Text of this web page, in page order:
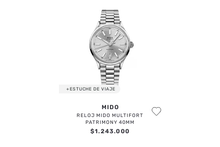
+ESTUCHE DE VIAJE
MIDO
RELOJ MIDO MULTIFORT
PATRIMONY 40MM
$1.243.000